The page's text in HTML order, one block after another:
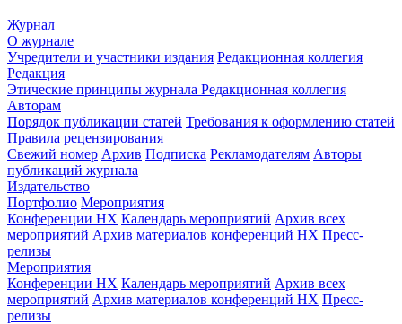
Журнал
О журнале
Учредители и участники издания Редакционная коллегия
Редакция
Этические принципы журнала Редакционная коллегия
Авторам
Порядок публикации статей Требования к оформлению статей
Правила рецензирования
Свежий номер Архив Подписка Рекламодателям Авторы
публикаций журнала
Издательство
Портфолио Мероприятия
Конференции НХ Календарь мероприятий Архив всех
мероприятий Архив материалов конференций НХ Пресс-
релизы
Мероприятия
Конференции НХ Календарь мероприятий Архив всех
мероприятий Архив материалов конференций НХ Пресс-
релизы